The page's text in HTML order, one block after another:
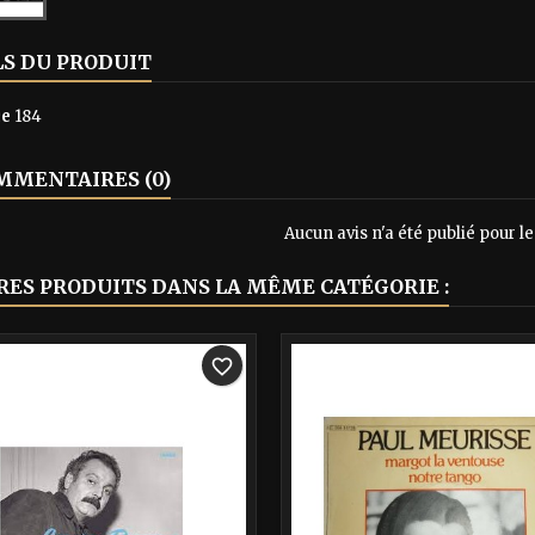
DU PRODUIT
184
(0)
Aucun avis n'a été publié pour
PRODUITS DANS LA MÊME CATÉGORIE :
favorite_border